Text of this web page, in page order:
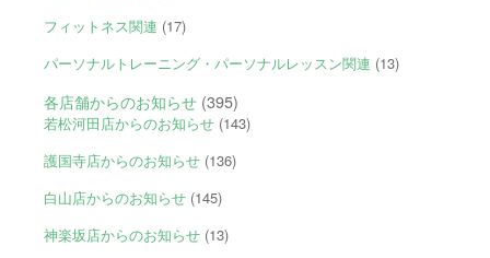
フィットネス関連 (17)
パーソナルトレーニング・パーソナルレッスン関連 (13)
各店舗からのお知らせ(395)
若松河田店からのお知らせ(143)
護国寺店からのお知らせ(136)
白山店からのお知らせ(145)
神楽坂店からのお知らせ(13)